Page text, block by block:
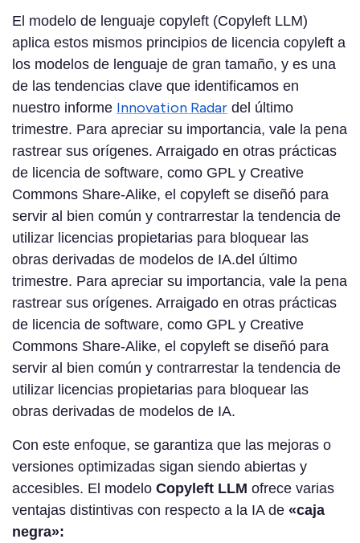
El modelo de lenguaje copyleft (Copyleft LLM)
aplica estos mismos principios de licencia copyleft a
los modelos de lenguaje de gran tamaño, y es una
de las tendencias clave que identificamos en
nuestro informe Innovation Radar del último
trimestre. Para apreciar su importancia, vale la pena
rastrear sus orígenes. Arraigado en otras prácticas
de licencia de software, como GPL y Creative
Commons Share-Alike, el copyleft se diseñó para
servir al bien común y contrarrestar la tendencia de
utilizar licencias propietarias para bloquear las
obras derivadas de modelos de IA.del último
trimestre. Para apreciar su importancia, vale la pena
rastrear sus orígenes. Arraigado en otras prácticas
de licencia de software, como GPL y Creative
Commons Share-Alike, el copyleft se diseñó para
servir al bien común y contrarrestar la tendencia de
utilizar licencias propietarias para bloquear las
obras derivadas de modelos de IA.
Con este enfoque, se garantiza que las mejoras o
versiones optimizadas sigan siendo abiertas y
accesibles. El modelo Copyleft LLM ofrece varias
ventajas distintivas con respecto a la IA de «caja
negra»: